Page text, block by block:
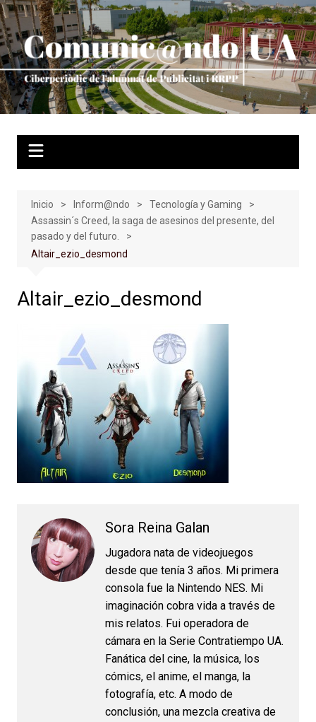
Saltar
al
contenido
Inicio Inform@ndo
Tecnología y Gaming
Assassin´s Creed, la saga de asesinos del presente, del
pasado y del futuro.
Altair_ezio_desmond
Altair_ezio_desmond
Sora Reina Galan
Jugadora nata de videojuegos
desde que tenía 3 años. Mi primera
consola fue la Nintendo NES. Mi
imaginación cobra vida a través de
mis relatos. Fui operadora de
cámara en la Serie Contratiempo UA.
Fanática del cine, la música, los
cómics, el anime, el manga, la
fotografía, etc. A modo de
conclusión, una mezcla creativa de